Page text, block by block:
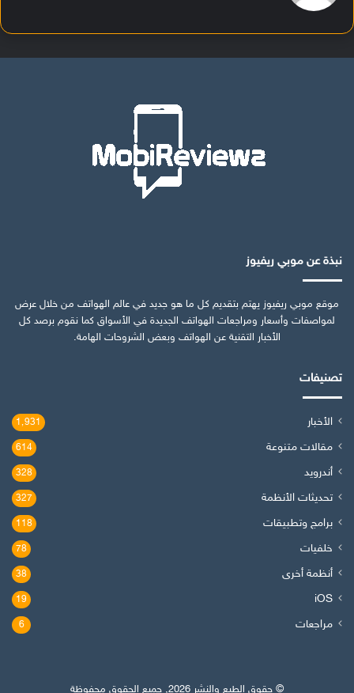
نبذة عن موبي ريفيوز
موقع موبي ريفيوز يهتم بتقديم كل ما هو جديد في عالم الهواتف من خلال عرض
لمواصفات وأسعار ومراجعات الهواتف الجديدة في الأسواق كما نقوم برصد كل
الأخبار التقنية عن الهواتف وبعض الشروحات الهامة.
تصنيفات
الأخبار 1٬931
مقالات متنوعة 614
أندرويد 328
تحديثات الأنظمة 327
برامج وتطبيقات 118
خلفيات 78
أنظمة أخرى 38
iOS
19
مراجعات 6
© حقوق الطبع والنشر 2026, جميع الحقوق محفوظة